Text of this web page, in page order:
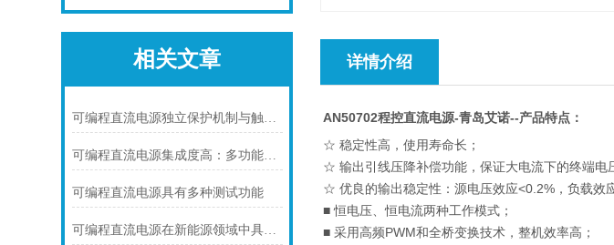
相关文章
可编程直流电源独立保护机制与触发逻辑
可编程直流电源集成度高：多功能模块深度整合
可编程直流电源具有多种测试功能
可编程直流电源在新能源领域中具有广泛的应用前景
详情介绍
AN50702程控直流电源-青岛艾诺--产品特点：
☆ 稳定性高，使用寿命长；
☆ 输出引线压降补偿功能，保证大电流下的终端电
☆ 优良的输出稳定性：源电压效应<0.2%，负载效
■ 恒电压、恒电流两种工作模式；
■ 采用高频PWM和全桥变换技术，整机效率高；